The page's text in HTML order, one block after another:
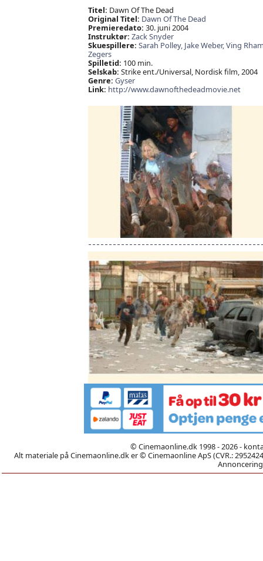
Titel: Dawn Of The Dead
Original Titel: Dawn Of The Dead
Premieredato: 30. juni 2004
Instruktør: Zack Snyder
Skuespillere: Sarah Polley, Jake Weber,Ving
Zegers
Spilletid: 100 min.
Selskab: Strike ent./Universal, Nordisk film, 2004
Genre: Gyser
Link: http://www.dawnofthedeadmovie.net
© Cinemaonline.dk 1998 - 2026 -
Alt materiale på Cinemaonline.dk er © Cinemaonline ApS (CVR.: